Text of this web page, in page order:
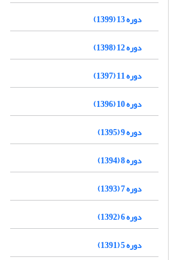
دوره 13 (1399)
دوره 12 (1398)
دوره 11 (1397)
دوره 10 (1396)
دوره 9 (1395)
دوره 8 (1394)
دوره 7 (1393)
دوره 6 (1392)
دوره 5 (1391)